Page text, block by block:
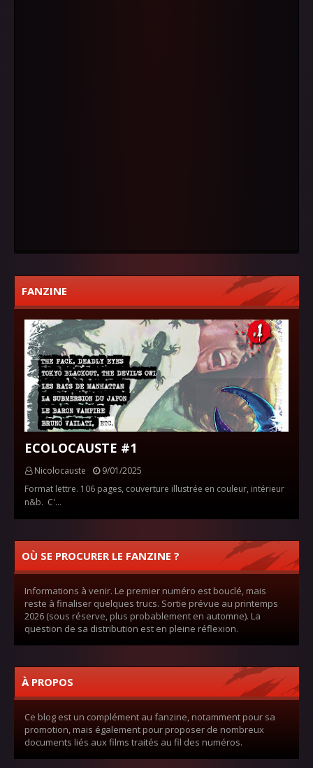
FANZINE
ECOLOCAUSTE #1
Nicolocauste
9/01/2025
Format lettre. 106 pages, couverture illustrée en couleur, intérieur
n&b. C'…
OÙ SE PROCURER LE FANZINE ?
Informations à venir. Le premier numéro est bouclé, mais
reste à finaliser quelques trucs. Sortie prévue au printemps
2026 (sous réserve, plus probablement en automne). La
question de sa distribution est en pleine réflexion.
À PROPOS
Ce blog est un complément au fanzine, notamment pour sa
promotion, mais également pour proposer de nombreux
documents liés aux films traités au fil des numéros.